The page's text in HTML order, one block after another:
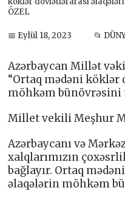
📅 Eylül 18, 2023 📂
Azərbaycan Millət
“Ortaq mədəni köklər
möhkəm bünövrəsini
Millet vekili Meşhur
Azərbaycanı və
xalqlarımızın
bağlayır. Ortaq
əlaqələrin möhkəm